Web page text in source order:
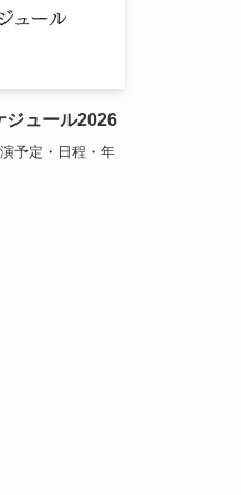
ジュール2026
予定・日程・年